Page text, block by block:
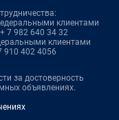
клиентами
7 982 640 34 32
клиентами
910 402 4056
за достоверность
объявлениях.